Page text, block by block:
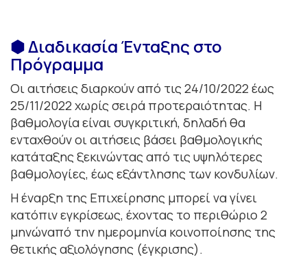
⬢ Διαδικασία Ένταξης στο
Πρόγραμμα
Οι αιτήσεις διαρκούν από τις 24/10/2022 έως
25/11/2022 χωρίς σειρά προτεραιότητας. Η
βαθμολογία είναι συγκριτική, δηλαδή θα
ενταχθούν οι αιτήσεις βάσει βαθμολογικής
κατάταξης ξεκινώντας από τις υψηλότερες
βαθμολογίες, έως εξάντλησης των κονδυλίων.
Η έναρξη της Επιχείρησης μπορεί να γίνει
κατόπιν εγκρίσεως, έχοντας το περιθώριο 2
μηνώναπό την ημερομηνία κοινοποίησης της
θετικής αξιολόγησης (έγκρισης).